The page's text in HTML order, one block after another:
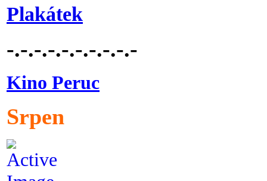
Plakátek
-.-.-.-.-.-.-.-.-.-
Kino Peruc
Srpen